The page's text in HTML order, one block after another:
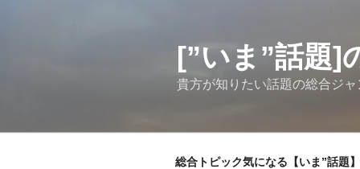
[”いま”話題]
貴方が知りたい話題の総合ジャ
総合トピック気になる【いま”話題